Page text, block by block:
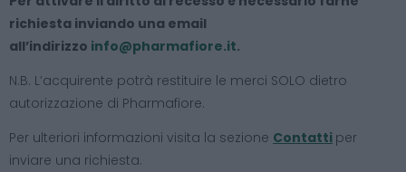
richiesta inviando una email
all’indirizzo info@pharmafiore.it.
N.B. L’acquirente potrà restituire le merci SOLO dietro
autorizzazione di Pharmafiore.
Per ulteriori informazioni visita la sezione Contatti per
inviare una richiesta.